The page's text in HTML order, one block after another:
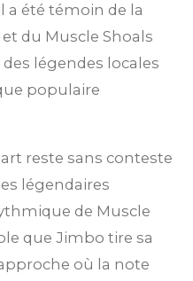
a été témoin de la
du Muscle Shoals
légendes locales
populaire
reste sans conteste
légendaires
de Muscle
que Jimbo tire sa
où la note